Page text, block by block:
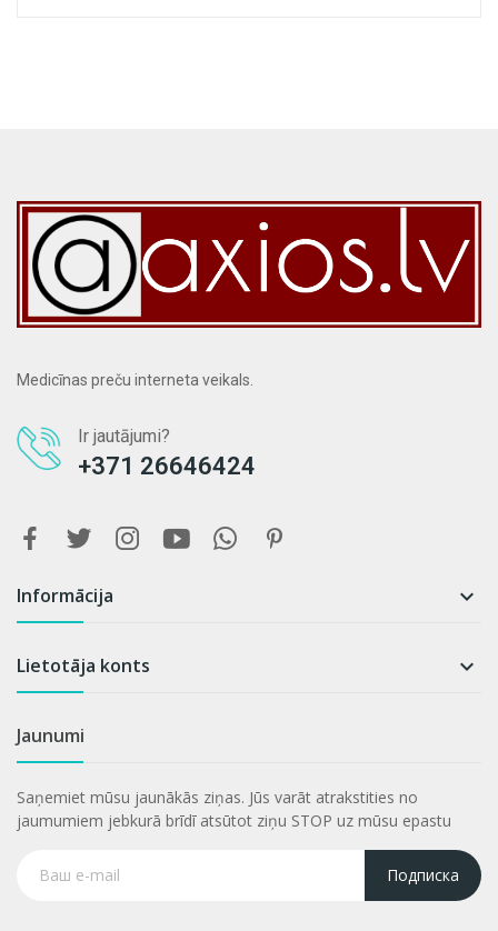
Medicīnas preču interneta veikals.
Ir jautājumi?
+371 26646424
Informācija 
Lietotāja konts 
Jaunumi
Saņemiet mūsu jaunākās ziņas. Jūs varāt atrakstities no
jaumumiem jebkurā brīdī atsūtot ziņu STOP uz mūsu epastu
Подписка